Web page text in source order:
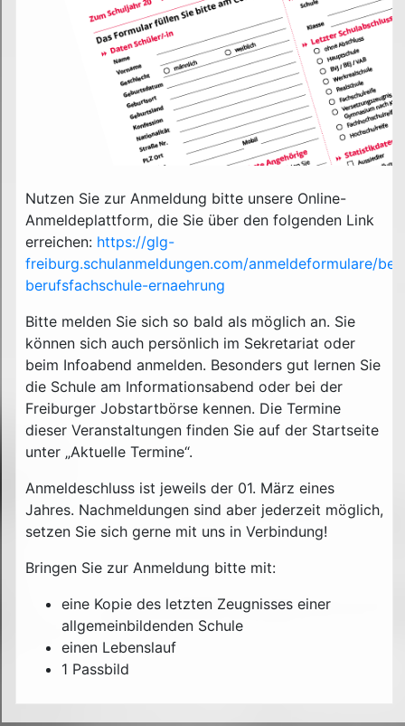
Nutzen Sie zur Anmeldung bitte unsere Online-
Anmeldeplattform, die Sie über den folgenden Link
erreichen: https://glg-
freiburg.schulanmeldungen.com/anmeldeformulare/
berufsfachschule-ernaehrung
Bitte melden Sie sich so bald als möglich an. Sie
können sich auch persönlich im Sekretariat oder
beim Infoabend anmelden. Besonders gut lernen Sie
die Schule am Informationsabend oder bei der
Freiburger Jobstartbörse kennen. Die Termine
dieser Veranstaltungen finden Sie auf der Startseite
unter „Aktuelle Termine“.
Anmeldeschluss ist jeweils der 01. März eines
Jahres. Nachmeldungen sind aber jederzeit möglich,
setzen Sie sich gerne mit uns in Verbindung!
Bringen Sie zur Anmeldung bitte mit:
eine Kopie des letzten Zeugnisses einer
allgemeinbildenden Schule
einen Lebenslauf
1 Passbild